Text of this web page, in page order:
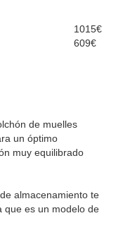
1015€
609€
de muelles
un óptimo
muy equilibrado
almacenamiento te
que es un modelo de